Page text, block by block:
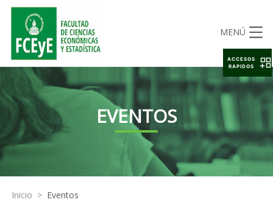
MENÚ
EVENTOS
Inicio > Eventos
ACCESOS
RAPIDOS